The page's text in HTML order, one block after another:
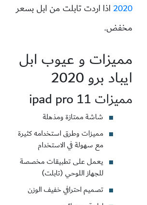
2020 اذا اردت تابلت من ابل بسعر
مخفض.
مميزات و عيوب ابل
ايباد برو 2020
مميزات ipad pro 11
شاشة ممتازة ومذهلة
مميزات وطرق استخدامه كثيرة
مع سهولة في الاستخدام
يعمل على تطبيقات مخصصة
للجهاز اللوحي (تابلت)
تصميم احترافي خفيف الوزن